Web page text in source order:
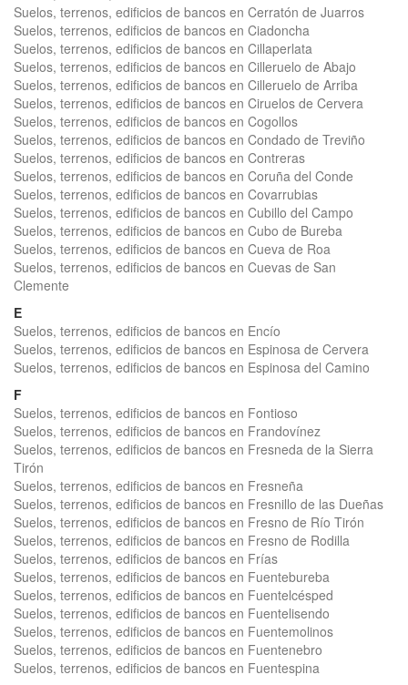
Suelos, terrenos, edificios de bancos en Cerratón de Juarros
Suelos, terrenos, edificios de bancos en Ciadoncha
Suelos, terrenos, edificios de bancos en Cillaperlata
Suelos, terrenos, edificios de bancos en Cilleruelo de Abajo
Suelos, terrenos, edificios de bancos en Cilleruelo de Arriba
Suelos, terrenos, edificios de bancos en Ciruelos de Cervera
Suelos, terrenos, edificios de bancos en Cogollos
Suelos, terrenos, edificios de bancos en Condado de Treviño
Suelos, terrenos, edificios de bancos en Contreras
Suelos, terrenos, edificios de bancos en Coruña del Conde
Suelos, terrenos, edificios de bancos en Covarrubias
Suelos, terrenos, edificios de bancos en Cubillo del Campo
Suelos, terrenos, edificios de bancos en Cubo de Bureba
Suelos, terrenos, edificios de bancos en Cueva de Roa
Suelos, terrenos, edificios de bancos en Cuevas de San
Clemente
E
Suelos, terrenos, edificios de bancos en Encío
Suelos, terrenos, edificios de bancos en Espinosa de Cervera
Suelos, terrenos, edificios de bancos en Espinosa del Camino
F
Suelos, terrenos, edificios de bancos en Fontioso
Suelos, terrenos, edificios de bancos en Frandovínez
Suelos, terrenos, edificios de bancos en Fresneda de la Sierra
Tirón
Suelos, terrenos, edificios de bancos en Fresneña
Suelos, terrenos, edificios de bancos en Fresnillo de las Dueñas
Suelos, terrenos, edificios de bancos en Fresno de Río Tirón
Suelos, terrenos, edificios de bancos en Fresno de Rodilla
Suelos, terrenos, edificios de bancos en Frías
Suelos, terrenos, edificios de bancos en Fuentebureba
Suelos, terrenos, edificios de bancos en Fuentelcésped
Suelos, terrenos, edificios de bancos en Fuentelisendo
Suelos, terrenos, edificios de bancos en Fuentemolinos
Suelos, terrenos, edificios de bancos en Fuentenebro
Suelos, terrenos, edificios de bancos en Fuentespina